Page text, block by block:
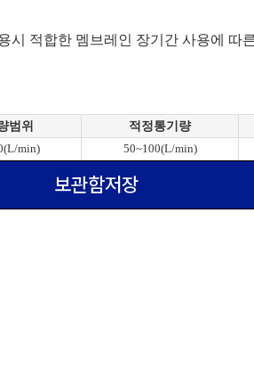
시 적합한 멤브레인 장기간 사용에 따
범위 적정통기량
min) 50~100(L/min)
보관함저장